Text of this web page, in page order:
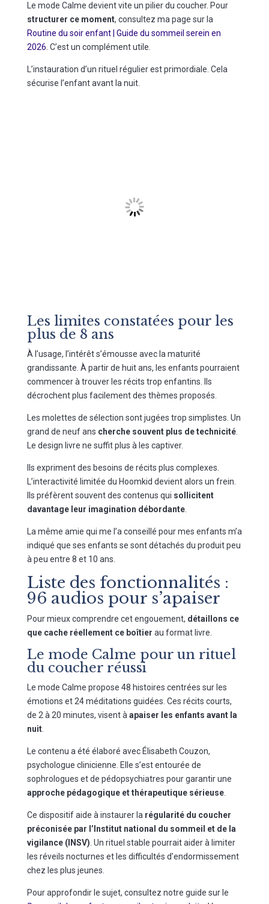
Le mode Calme devient vite un pilier du coucher. Pour
structurer ce moment, consultez ma page sur la
Routine du soir enfant | Guide du sommeil serein en
2026 . C’est un complément utile.
L’instauration d’un rituel régulier est primordiale. Cela
sécurise l’enfant avant la nuit.
Les limites constatées pour les
plus de 8 ans
À l’usage, l’intérêt s’émousse avec la maturité
grandissante. À partir de huit ans, les enfants pourraient
commencer à trouver les récits trop enfantins. Ils
décrochent plus facilement des thèmes proposés.
Les molettes de sélection sont jugées trop simplistes. Un
grand de neuf ans cherche souvent plus de technicité.
Le design livre ne suffit plus à les captiver.
Ils expriment des besoins de récits plus complexes.
L’interactivité limitée du Hoomkid devient alors un frein.
Ils préfèrent souvent des contenus qui sollicitent
davantage leur imagination débordante.
La même amie qui me l’a conseillé pour mes enfants m’a
indiqué que ses enfants se sont détachés du produit peu
à peu entre 8 et 10 ans.
Liste des fonctionnalités :
96 audios pour s’apaiser
Pour mieux comprendre cet engouement, détaillons ce
que cache réellement ce boîtier au format livre.
Le mode Calme pour un rituel
du coucher réussi
Le mode Calme propose 48 histoires centrées sur les
émotions et 24 méditations guidées. Ces récits courts,
de 2 à 20 minutes, visent à apaiser les enfants avant la
nuit.
Le contenu a été élaboré avec Élisabeth Couzon,
psychologue clinicienne. Elle s’est entourée de
sophrologues et de pédopsychiatres pour garantir une
approche pédagogique et thérapeutique sérieuse.
Ce dispositif aide à instaurer la régularité du coucher
préconisée par l’Institut national du sommeil et de la
vigilance (INSV) . Un rituel stable pourrait aider à limiter
les réveils nocturnes et les difficultés d’endormissement
chez les plus jeunes.
Pour approfondir le sujet, consultez notre guide sur le